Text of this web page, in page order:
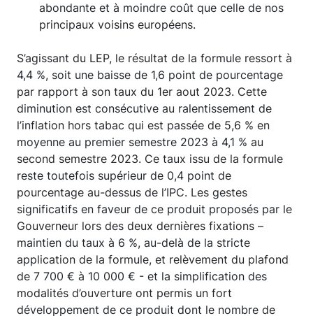
abondante et à moindre coût que celle de nos
principaux voisins européens.
S’agissant du LEP, le résultat de la formule ressort à
4,4 %, soit une baisse de 1,6 point de pourcentage
par rapport à son taux du 1er aout 2023. Cette
diminution est consécutive au ralentissement de
l’inflation hors tabac qui est passée de 5,6 % en
moyenne au premier semestre 2023 à 4,1 % au
second semestre 2023. Ce taux issu de la formule
reste toutefois supérieur de 0,4 point de
pourcentage au-dessus de l’IPC. Les gestes
significatifs en faveur de ce produit proposés par le
Gouverneur lors des deux dernières fixations –
maintien du taux à 6 %, au-delà de la stricte
application de la formule, et relèvement du plafond
de 7 700 € à 10 000 € - et la simplification des
modalités d’ouverture ont permis un fort
développement de ce produit dont le nombre de